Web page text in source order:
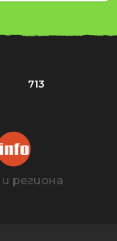
713
региона